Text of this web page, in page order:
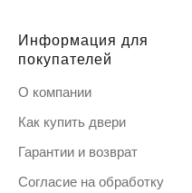
Информация для
покупателей
О компании
Как купить двери
Гарантии и возврат
Согласие на обработку